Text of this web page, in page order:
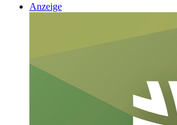
Anzeige